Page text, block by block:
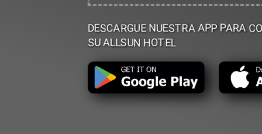
DESCARGUE NUESTRA APP PARA
SU ALLSUN HOTEL